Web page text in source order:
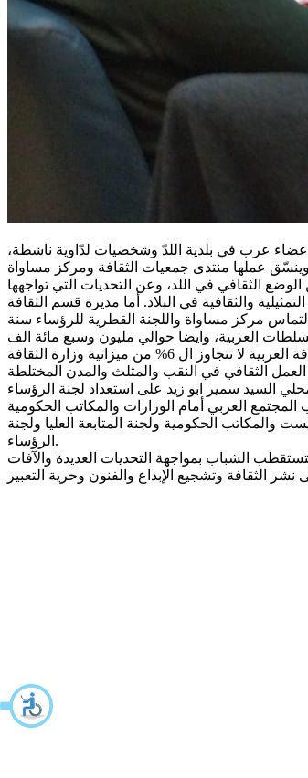
عرب في بلدية اللدّ وشخصيات لدّاوية ناشطة،
والثقافية في البلاد. أما مديرة قسم الثقافة
مركز مساواة واللجنة القطرية للرؤساء سنة
على مهرجانات ومشاريع جديدة للسلطات العربية، وايضا حوالي مليون وسبع مائة الف
السيد سمير ابو زيد على استعداد لجنة الرؤساء
الحكومية ولجنة المتابعة العليا ولجنة
الرؤساء.
الشباب بمواجهة التحديات العديدة والآفات